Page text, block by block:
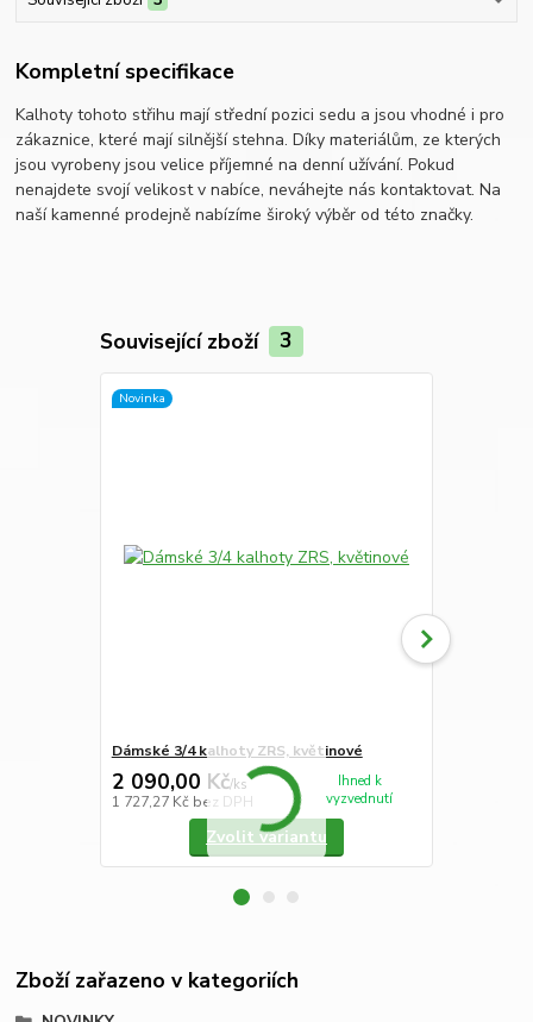
Kompletní specifikace
Kalhoty tohoto střihu mají střední pozici sedu a jsou vhodné i pro
zákaznice, které mají silnější stehna. Díky materiálům, ze kterých
jsou vyrobeny jsou velice příjemné na denní užívání. Pokud
nenajdete svojí velikost v nabíce, neváhejte nás kontaktovat. Na
naší kamenné prodejně nabízíme široký výběr od této značky.
Související zboží 3
Novinka
Dámské 3/4 kalhoty ZRS, květinové
2 090,00 Kč/ks
1 727,27 Kč bez DPH
Ihned k
vyzvednutí
Zvolit variantu
Zboží zařazeno v kategoriích